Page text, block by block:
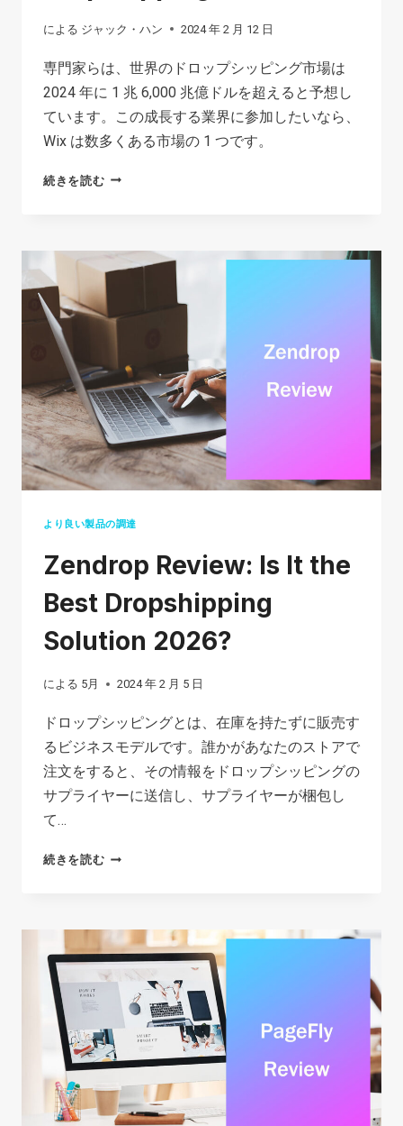
リ
ソ
ー
ス
見
つ
け
ま
す
か?
による ジャック・ハン 2024 年 2 月 12 日
専門家らは、世界のドロップシッピング市場は
2024 年に 1 兆 6,000 兆億ドルを超えると予想し
ています。この成長する業界に参加したいなら、
Wix は数多くある市場の 1 つです。
続きを読むHOW
WIX
DROPSHIPPING
IN
2026?
より良い製品の調達
Zendrop Review: Is It the
Best Dropshipping
Solution 2026?
による 5月 2024 年 2 月 5 日
ドロップシッピングとは、在庫を持たずに販売す
るビジネスモデルです。誰かがあなたのストアで
注文をすると、その情報をドロップシッピングの
サプライヤーに送信し、サプライヤーが梱包し
て…
続きを読むZENDROP
IT
THE
BEST
DROPSHIPPING
SOLUTION
2026?